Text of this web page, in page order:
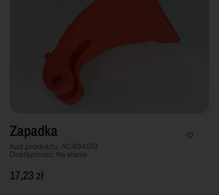
Zapadka
Kod produktu: AC494913
Dostępnosć: Na stanie
17,23 zł